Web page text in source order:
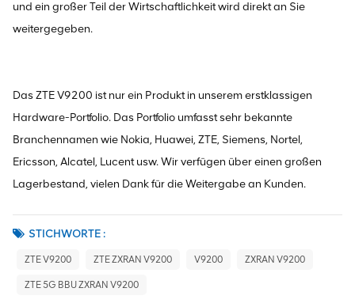
und ein großer Teil der Wirtschaftlichkeit wird direkt an Sie
weitergegeben.
Das ZTE V9200 ist nur ein Produkt in unserem erstklassigen
Hardware-Portfolio. Das Portfolio umfasst sehr bekannte
Branchennamen wie Nokia, Huawei, ZTE, Siemens, Nortel,
Ericsson, Alcatel, Lucent usw. Wir verfügen über einen großen
Lagerbestand, vielen Dank für die Weitergabe an Kunden.
STICHWORTE :
ZTE V9200 ZTE ZXRAN V9200 V9200 ZXRAN V9200
ZTE 5G BBU ZXRAN V9200